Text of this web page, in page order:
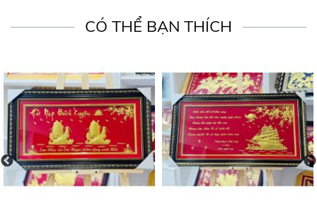
CÓ THỂ BẠN THÍCH